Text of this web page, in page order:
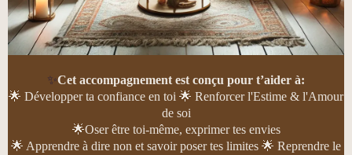
✨Cet accompagnement est conçu pour t’aider à:
🌟 Développer ta confiance en toi 🌟 Renforcer l'Estime & l'Amour
de soi
🌟Oser être toi-même, exprimer tes envies
🌟 Apprendre à dire non et savoir poser tes limites 🌟 Reprendre le